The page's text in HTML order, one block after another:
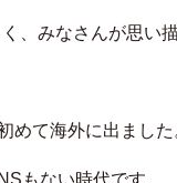
、みなさんが思い
めて海外に出ました